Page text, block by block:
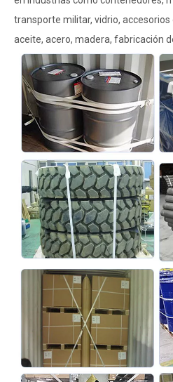
transporte militar, vidrio, accesorios
aceite, acero, madera, fabricación